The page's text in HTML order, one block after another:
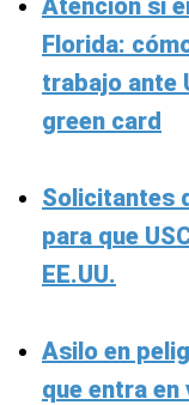
Florida:
trabajo ante
green card
Solicitantes
para que
EE.UU.
Asilo en
que entra en